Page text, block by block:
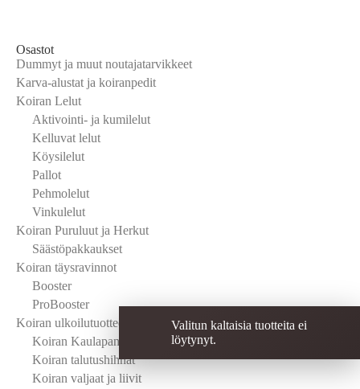
Valitun kaltaisia tuotteita ei
löytynyt.
Osastot
Dummyt ja muut noutajatarvikkeet
Karva-alustat ja koiranpedit
Koiran Lelut
Aktivointi- ja kumilelut
Kelluvat lelut
Köysilelut
Pallot
Pehmolelut
Vinkulelut
Koiran Puruluut ja Herkut
Säästöpakkaukset
Koiran täysravinnot
Booster
ProBooster
Koiran ulkoilutuotteet
Koiran Kaulapannat
Koiran talutushihnat
Koiran valjaat ja liivit